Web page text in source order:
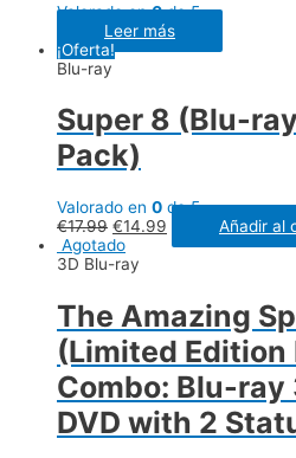
Valorado en0de 5
Leer más
¡Oferta!
Blu-ray
Super 8 (Blu-
Pack)
Valorado en 0 de 5
€17.99 €14.99
Añadir al
Agotado
3D Blu-ray
The Amazing
(Limited Edition
Combo: Blu-ray
DVD with 2